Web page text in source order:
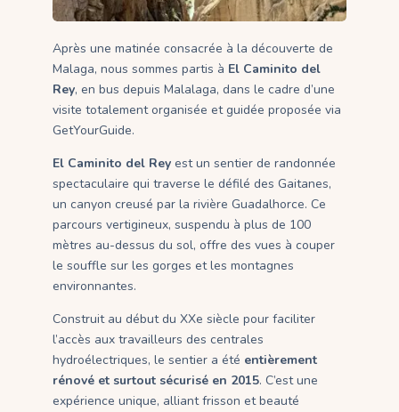
Après une matinée consacrée à la découverte de
Malaga, nous sommes partis à El Caminito del
Rey, en bus depuis Malalaga, dans le cadre d’une
visite totalement organisée et guidée proposée via
GetYourGuide.
El Caminito del Rey est un sentier de randonnée
spectaculaire qui traverse le défilé des Gaitanes,
un canyon creusé par la rivière Guadalhorce. Ce
parcours vertigineux, suspendu à plus de 100
mètres au-dessus du sol, offre des vues à couper
le souffle sur les gorges et les montagnes
environnantes.
Construit au début du XXe siècle pour faciliter
l’accès aux travailleurs des centrales
hydroélectriques, le sentier a été entièrement
rénové et surtout sécurisé en 2015. C’est une
expérience unique, alliant frisson et beauté